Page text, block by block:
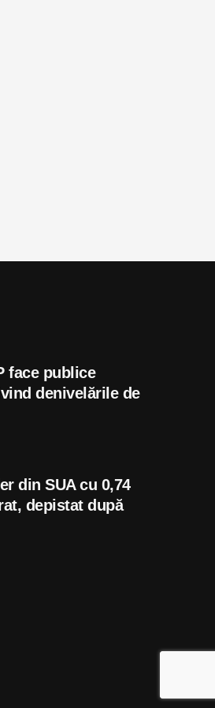
face publice
denivelările de
din SUA cu 0,74
depistat după